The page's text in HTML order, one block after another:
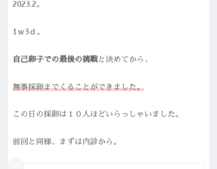
2023.2。
1ｗ3ｄ。
自己卵子での最後の挑戦と決めてから、
無事採卵までくることができました。
この日の採卵は１０人ほどいらっしゃいました。
前回と同様、まずは内診から。